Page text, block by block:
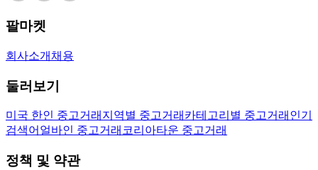
팔마켓
회사소개 채용
둘러보기
미국 한인 중고거래 지역별 중고거래 카테고리별 중고거래 인기
검색어 얼바인 중고거래 코리아타운 중고거래
정책 및 약관